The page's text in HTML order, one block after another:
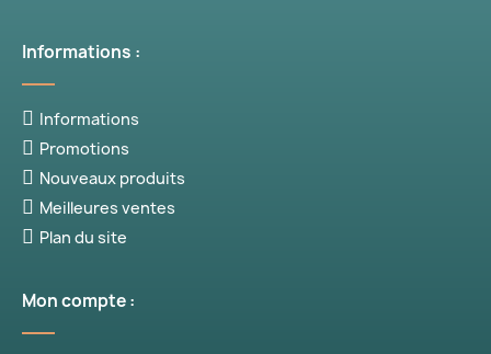
Informations :
Informations
Promotions
Nouveaux produits
Meilleures ventes
Plan du site
Mon compte :